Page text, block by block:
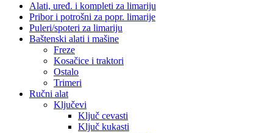
Alati, uređ. i kompleti za limariju
Pribor i potrošni za popr. limarije
Puleri/spoteri za limariju
Baštenski alati i mašine
Freze
Kosačice i traktori
Ostalo
Trimeri
Ručni alat
Ključevi
Ključ cevasti
Ključ kukasti